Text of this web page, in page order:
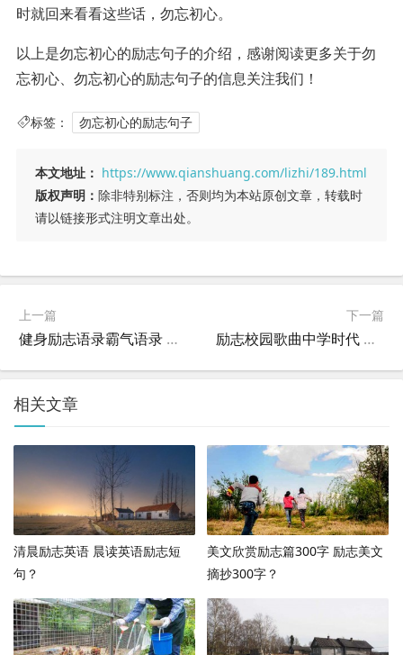
时就回来看看这些话，勿忘初心。
以上是勿忘初心的励志句子的介绍，感谢阅读更多关于勿
忘初心、勿忘初心的励志句子的信息关注我们！
标签： 勿忘初心的励志句子
本文地址： https://www.qianshuang.com/lizhi/189.html
版权声明： 除非特别标注，否则均为本站原创文章，转载时
请以链接形式注明文章出处。
上一篇
健身励志语录霸气语录 健身励志句子霸气简短？
下一篇
励志校园歌曲中学时代 中学时代歌曲歌词？
相关文章
清晨励志英语 晨读英语励志短
句？
美文欣赏励志篇300字 励志美文
摘抄300字？